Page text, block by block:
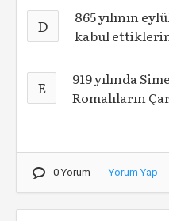
D
865 yılının
kabul
E
919 yılında
Romalıların
0 Yorum Yorum Yap